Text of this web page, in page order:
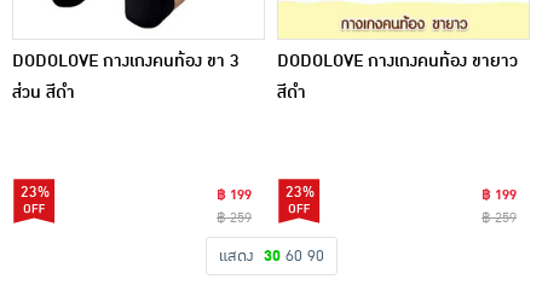
DODOLOVE กางเกงคนท้อง ขา 3
ส่วน สีดำ
23%
฿ 199
฿ 259
DODOLOVE กางเกงคนท้อง ขายาว
สีดำ
23%
฿ 199
฿ 259
แสดง 30 60 90